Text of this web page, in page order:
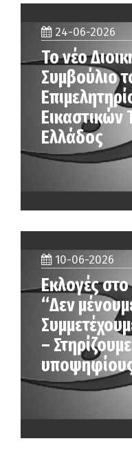
24-06-2026
Το νέο
Συμβούλιο
Εικαστικών
Ελλάδος
10-06-2026
Εκλογές
“Δεν
–